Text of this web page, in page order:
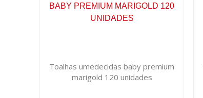
Toalhas umedecidas baby premium
marigold 120 unidades